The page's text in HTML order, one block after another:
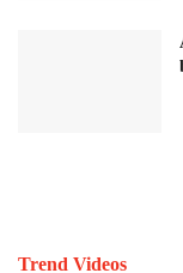
Trend Videos